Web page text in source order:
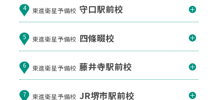
4 東進衛星予備校 守口駅前校
5 東進衛星予備校 四條畷校
6 東進衛星予備校 藤井寺駅前校
7 東進衛星予備校 JR堺市駅前校